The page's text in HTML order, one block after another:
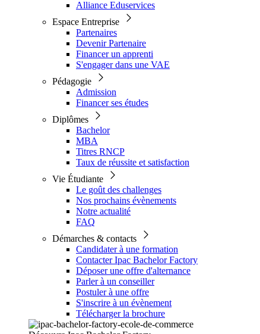
Alliance Eduservices
Espace Entreprise
Partenaires
Devenir Partenaire
Financer un apprenti
S'engager dans une VAE
Pédagogie
Admission
Financer ses études
Diplômes
Bachelor
MBA
Titres RNCP
Taux de réussite et satisfaction
Vie Étudiante
Le goût des challenges
Nos prochains évènements
Notre actualité
FAQ
Démarches & contacts
Candidater à une formation
Contacter Ipac Bachelor Factory
Déposer une offre d'alternance
Parler à un conseiller
Postuler à une offre
S'inscrire à un évènement
Télécharger la brochure